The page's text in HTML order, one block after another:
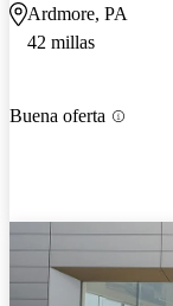
Ardmore, PA
42 millas
Buena oferta